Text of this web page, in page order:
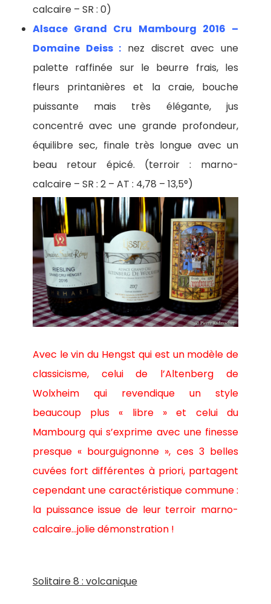
calcaire – SR : 0)
Alsace Grand Cru Mambourg 2016 –
Domaine Deiss : nez discret avec une
palette raffinée sur le beurre frais, les
fleurs printanières et la craie, bouche
puissante mais très élégante, jus
concentré avec une grande profondeur,
équilibre sec, finale très longue avec un
beau retour épicé. (terroir : marno-
calcaire – SR : 2 – AT : 4,78 – 13,5°)
Avec le vin du Hengst qui est un modèle de
classicisme, celui de l’Altenberg de
Wolxheim qui revendique un style
beaucoup plus « libre » et celui du
Mambourg qui s’exprime avec une finesse
presque « bourguignonne », ces 3 belles
cuvées fort différentes à priori, partagent
cependant une caractéristique commune :
la puissance issue de leur terroir marno-
calcaire…jolie démonstration !
Solitaire 8 : volcanique